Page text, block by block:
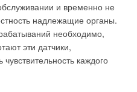
и временно не
надлежащие органы.
необходимо,
эти датчики,
каждого